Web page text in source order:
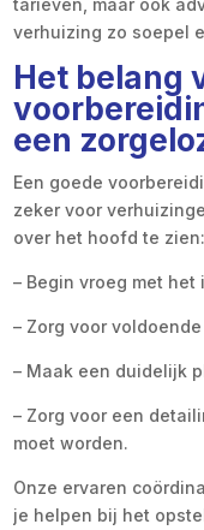
tarieven, maar ook
verhuizing zo soepel
Het belang
een
Een goede
zeker voor
over het hoofd te zien:
– Begin vroeg met
– Zorg voor
– Maak een duidelijk
– Zorg voor een
moet worden.
Onze ervaren
je helpen bij het